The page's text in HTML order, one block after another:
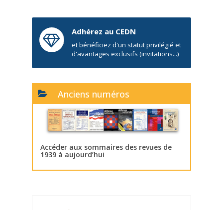
Adhérez au CEDN
et bénéficiez d'un statut privilégié et
d'avantages exclusifs (invitations...)
Anciens numéros
Accéder aux sommaires des revues de
1939 à aujourd’hui